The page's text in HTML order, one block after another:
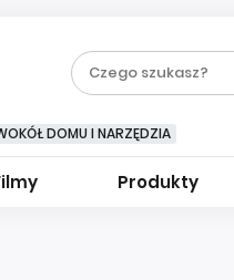
DOMU I NARZĘDZIA
Produkty